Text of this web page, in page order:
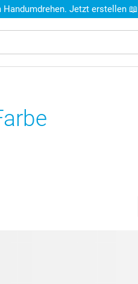
Jetzt erstellen 📖